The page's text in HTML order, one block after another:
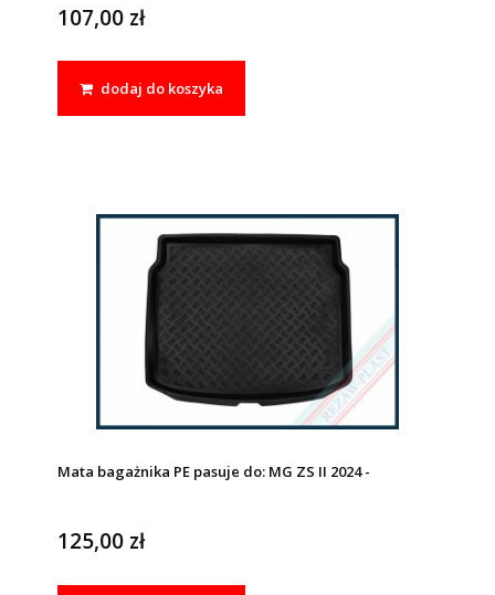
107,00 zł
dodaj do koszyka
Mata bagażnika PE pasuje do: MG ZS II 2024 -
125,00 zł